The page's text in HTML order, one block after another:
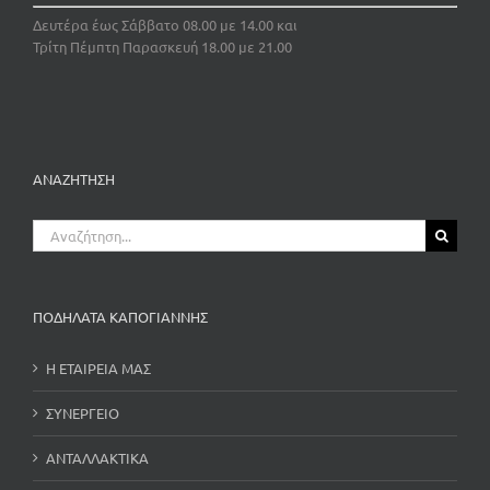
Δευτέρα έως Σάββατο 08.00 με 14.00 και
Τρίτη Πέμπτη Παρασκευή 18.00 με 21.00
ΑΝΑΖΗΤΗΣΗ
Αναζήτηση
για:
ΠΟΔΗΛΑΤΑ ΚΑΠΟΓΙΑΝΝΗΣ
Η ΕΤΑΙΡΕΙΑ ΜΑΣ
ΣΥΝΕΡΓΕΙΟ
ΑΝΤΑΛΛΑΚΤΙΚΑ